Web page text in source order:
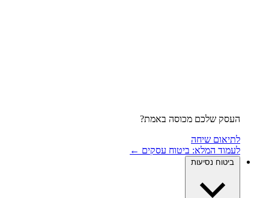
העסק שלכם מכוסה באמת?
לתיאום שיחה
לעמוד המלא: ביטוח עסקים ←
ביטוח נסיעות